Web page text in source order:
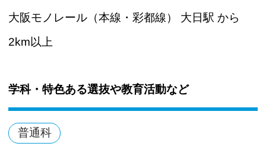
大阪モノレール（本線・彩都線） 大日駅 から
2km以上
学科・特色ある選抜や教育活動など
普通科